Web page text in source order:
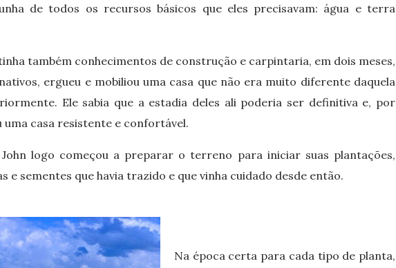
de todos os recursos básicos que eles precisavam: água e terra
também conhecimentos de construção e carpintaria, em dois meses,
ergueu e mobiliou uma casa que não era muito diferente daquela
Ele sabia que a estadia deles ali poderia ser definitiva e, por
casa resistente e confortável.
logo começou a preparar o terreno para iniciar suas plantações,
e sementes que havia trazido e que vinha cuidado desde então.
Na época certa para cada tipo de planta,